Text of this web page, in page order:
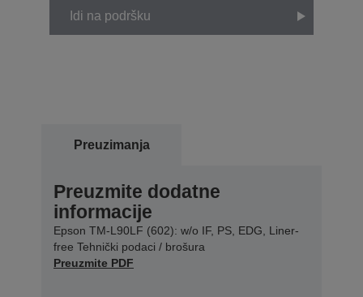
Idi na podršku
Preuzimanja
Preuzmite dodatne
informacije
Epson TM-L90LF (602): w/o IF, PS, EDG, Liner-
free Tehnički podaci / brošura
Preuzmite PDF